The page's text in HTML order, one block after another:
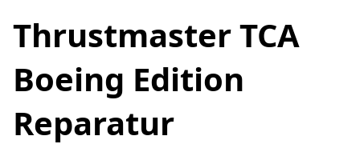
Thrustmaster TCA
Boeing Edition
Reparatur